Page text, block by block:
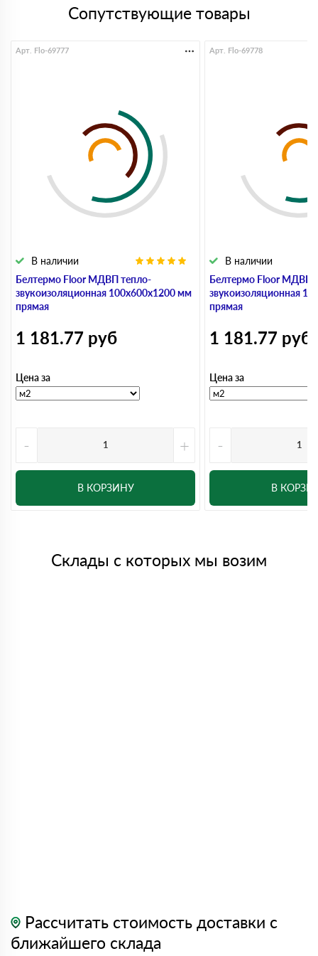
Сопутствующие товары
Белтермо Floor МДВП тепло-
звукоизоляционная 100х600х1200 мм
прямая
В наличии
Арт. Flo-69777
1 181.77 руб
Цена за
- +
В КОРЗИНУ
Белтермо Floor МДВП
звукоизоляционная
прямая
В наличии
Арт. Flo-69778
1 181.77 руб
Цена за
-
В
Склады с которых мы возим
Рассчитать стоимость доставки с
ближайшего склада